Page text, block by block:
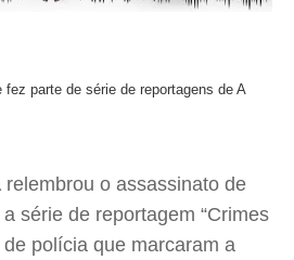
parte de série de reportagens de A
relembrou o assassinato de
série de reportagem “Crimes
polícia que marcaram a